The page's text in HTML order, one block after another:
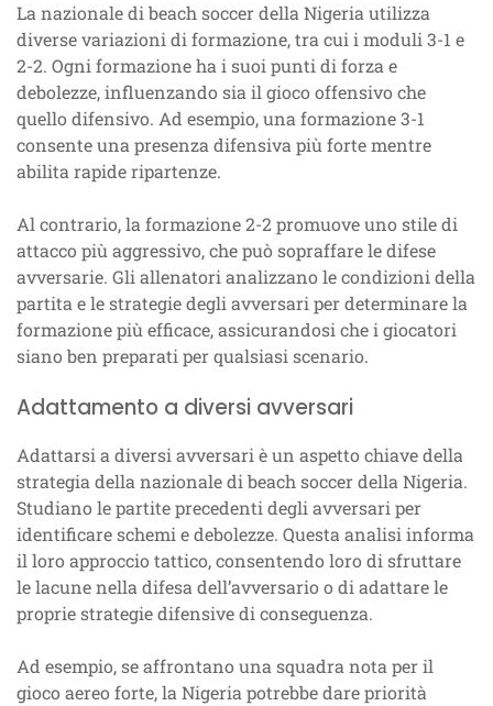
La nazionale di beach soccer della Nigeria utilizza
diverse variazioni di formazione, tra cui i moduli 3-1 e
2-2. Ogni formazione ha i suoi punti di forza e
debolezze, influenzando sia il gioco offensivo che
quello difensivo. Ad esempio, una formazione 3-1
consente una presenza difensiva più forte mentre
abilita rapide ripartenze.
Al contrario, la formazione 2-2 promuove uno stile di
attacco più aggressivo, che può sopraffare le difese
avversarie. Gli allenatori analizzano le condizioni della
partita e le strategie degli avversari per determinare la
formazione più efficace, assicurandosi che i giocatori
siano ben preparati per qualsiasi scenario.
Adattamento a diversi avversari
Adattarsi a diversi avversari è un aspetto chiave della
strategia della nazionale di beach soccer della Nigeria.
Studiano le partite precedenti degli avversari per
identificare schemi e debolezze. Questa analisi informa
il loro approccio tattico, consentendo loro di sfruttare
le lacune nella difesa dell’avversario o di adattare le
proprie strategie difensive di conseguenza.
Ad esempio, se affrontano una squadra nota per il
gioco aereo forte, la Nigeria potrebbe dare priorità